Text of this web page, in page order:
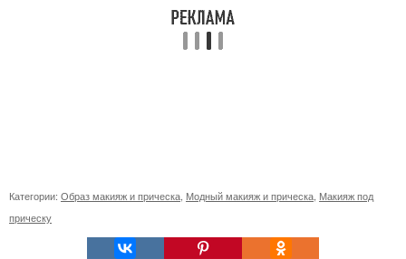
Категории: Образ макияж и прическа Модный макияж и прическа Макияж под
прическу